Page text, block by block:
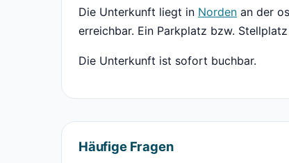
Die Unterkunft liegt in Norden an der
erreichbar. Ein Parkplatz bzw.
Die Unterkunft ist sofort buchbar.
Häufige Fragen